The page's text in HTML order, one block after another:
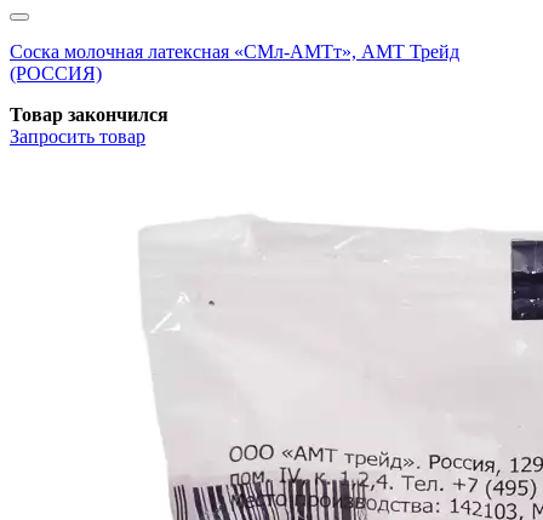
Соска молочная латексная «СМл-АМТт», АМТ Трейд
(РОССИЯ)
Товар закончился
Запросить товар